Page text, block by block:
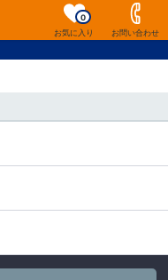
お気に入り
0
お問い合わせ